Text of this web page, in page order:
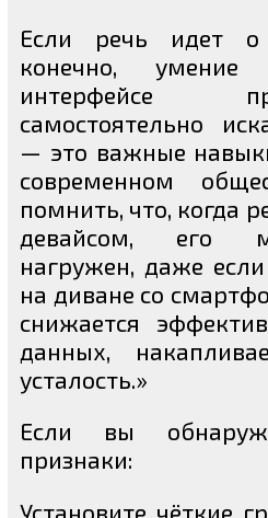
Если речь идет о
конечно, умение
интерфейсе
самостоятельно
— это важные
современном
помнить, что, когда
девайсом, его
нагружен, даже
на диване со
снижается
данных,
усталость.»
Если вы
признаки:
Установите чёткие